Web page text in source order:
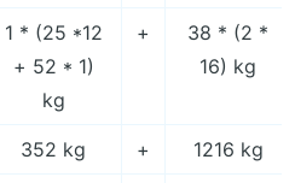
1 * (25 *12
+ 52 * 1)
kg
+
38 * (2 *
16) kg
352 kg + 1216 kg